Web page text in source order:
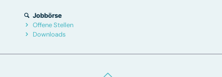
Jobbörse
Offene Stellen
Downloads